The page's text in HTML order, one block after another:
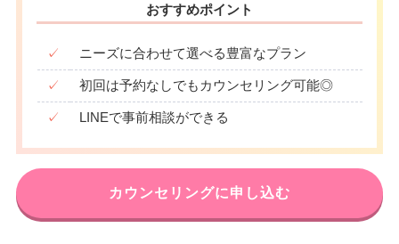
おすすめポイント
✓ ニーズに合わせて選べる豊富なプラン
✓ 初回は予約なしでもカウンセリング可能◎
✓ LINEで事前相談ができる
カウンセリングに申し込む